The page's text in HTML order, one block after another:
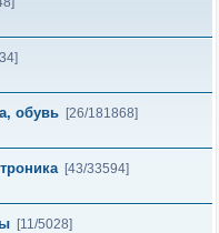
обувь [26/181868]
[43/33594]
[11/5028]